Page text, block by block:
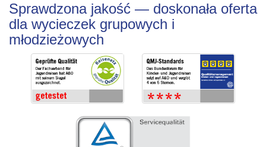
Sprawdzona jakość — doskonała oferta
dla wycieczek grupowych i
młodzieżowych